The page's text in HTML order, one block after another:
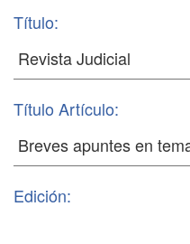
Título:
Título Artículo:
Edición: